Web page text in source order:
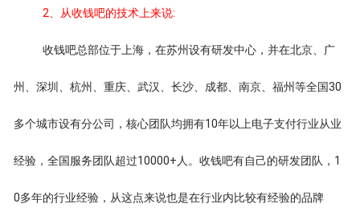
2、从收钱吧的技术上来说:
收钱吧总部位于上海，在苏州设有研发中心，并在北京、广
州、深圳、杭州、重庆、武汉、长沙、成都、南京、福州等全国30
多个城市设有分公司，核心团队均拥有10年以上电子支付行业从业
经验，全国服务团队超过10000+人。收钱吧有自己的研发团队，1
0多年的行业经验，从这点来说也是在行业内比较有经验的品牌